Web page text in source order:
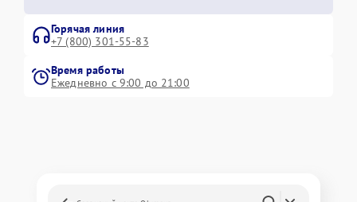
Горячая линия
+7 (800) 301-55-83
Время работы
Ежедневно с 9:00 до 21:00